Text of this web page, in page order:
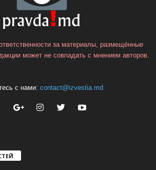
за материалы, размещённые
может не совпадать с мнением авторов.
с нами: contact@izvestia.md